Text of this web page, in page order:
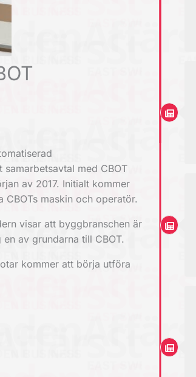
med CBOT
av 2017. Initialt kommer
maskin och operatör.
visar att byggbranschen är
av grundarna till CBOT.
kommer att börja utföra